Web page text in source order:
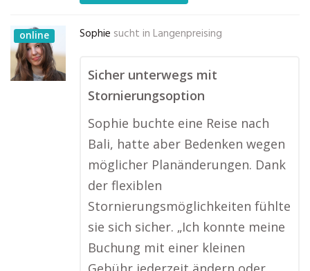
online Sophie sucht in Langenpreising
Sicher unterwegs mit
Stornierungsoption
Sophie buchte eine Reise nach
Bali, hatte aber Bedenken wegen
möglicher Planänderungen. Dank
der flexiblen
Stornierungsmöglichkeiten fühlte
sie sich sicher. „Ich konnte meine
Buchung mit einer kleinen